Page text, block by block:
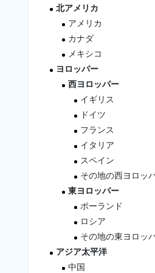
北アメリカ
アメリカ
カナダ
メキシコ
ヨロッパー
西ヨロッパー
イギリス
ドイツ
フランス
イタリア
スペイン
その地の西ヨロッ
東ヨロッパー
ポーランド
ロシア
その地の東ヨロッ
アジア太平洋
中国